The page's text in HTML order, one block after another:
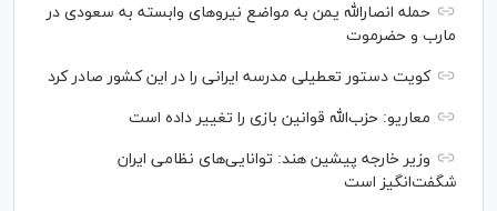
حمله انصارالله یمن به مواضع نیرو‌های وابسته به سعودی در
مارب و حضرموت
کویت دستور تعطیلی مدرسه ایرانی را در این کشور صادر کرد
معاریو: حزب‌الله قوانین بازی را تغییر داده است
وزیر خارجه پیشین هند: توانایی‌های نظامی ایران
شگفت‌انگیز است